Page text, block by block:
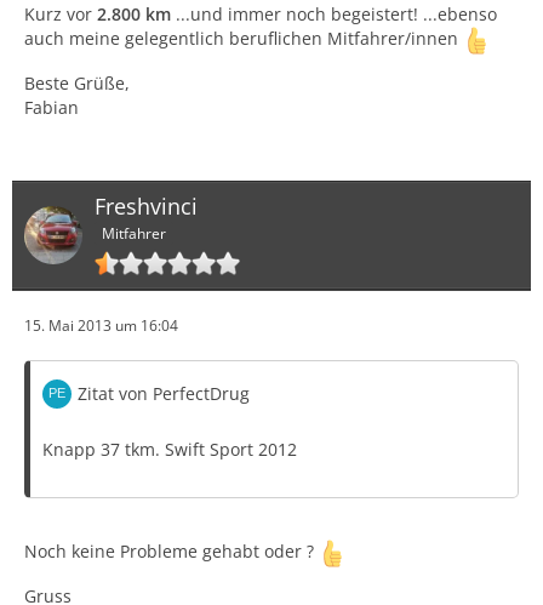
Kurz vor 2.800 km ...und immer noch begeistert! ...ebenso
auch meine gelegentlich beruflichen Mitfahrer/innen
Beste Grüße,
Fabian
Freshvinci
Mitfahrer
15. Mai 2013 um 16:04
Zitat von PerfectDrug
Knapp 37 tkm. Swift Sport 2012
Noch keine Probleme gehabt oder ?
Gruss